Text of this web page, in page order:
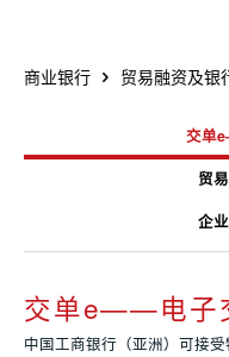
商业银行 贸易融资及银
交单
贸
企
交单e——电子
中国工商银行（亚洲）可接